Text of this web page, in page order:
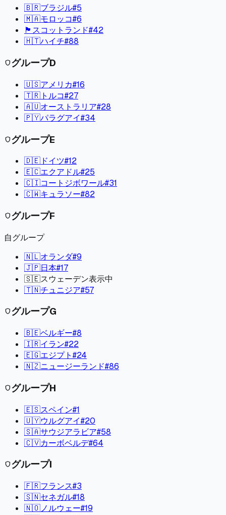
🇧🇷ブラジル#5
🇲🇦モロッコ#6
🏴󠁧󠁢󠁳󠁣󠁴󠁿 スコットランド#42
🇭🇹ハイチ#88
shieldグループD
🇺🇸アメリカ#16
🇹🇷 トルコ#27
🇦🇺オーストラリア#28
🇵🇾パラグアイ#34
shieldグループE
🇩🇪 ドイツ#12
🇪🇨エクアドル#25
🇨🇮コートジボワール#31
🇨🇼キュラソー#82
shieldグループF
自グループ
🇳🇱オランダ#9
🇯🇵日本#17
🇸🇪スウェーデン表示中
🇹🇳チュニジア#57
shieldグループG
🇧🇪ベルギー#8
🇮🇷イラン#22
🇪🇬エジプト#24
🇳🇿ニュージーランド#86
shieldグループH
🇪🇸スペイン#1
🇺🇾ウルグアイ#20
🇸🇦サウジアラビア#58
🇨🇻カーボベルデ#64
shieldグループI
🇫🇷フランス#3
🇸🇳セネガル#18
🇳🇴ノルウェー#19